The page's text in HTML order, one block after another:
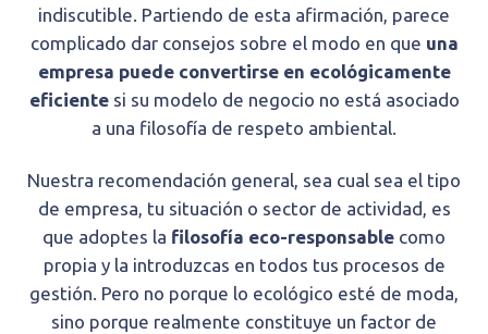
indiscutible. Partiendo de esta afirmación, parece
complicado dar consejos sobre el modo en que una
empresa puede convertirse en ecológicamente
eficientesi su modelo de negocio no está asociado
a una filosofía de respeto ambiental.
Nuestra recomendación general, sea cual sea el tipo
de empresa, tu situación o sector de actividad, es
que adoptes la filosofía eco-responsable como
propia y la introduzcas en todos tus procesos de
gestión. Pero no porque lo ecológico esté de moda,
sino porque realmente constituye un factor de